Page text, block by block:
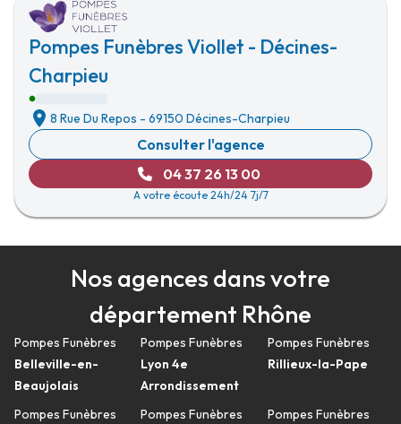
Pompes Funèbres Viollet - Décines-
Charpieu
8 Rue Du Repos - 69150 Décines-Charpieu
Consulter l'agence
04 37 26 13 00
A votre écoute 24h/24 7j/7
Nos agences dans votre
département Rhône
Pompes Funèbres
Belleville-en-
Beaujolais
Pompes Funèbres
Pompes Funèbres
Lyon 4e
Arrondissement
Pompes Funèbres
Pompes Funèbres
Rillieux-la-Pape
Pompes Funèbres